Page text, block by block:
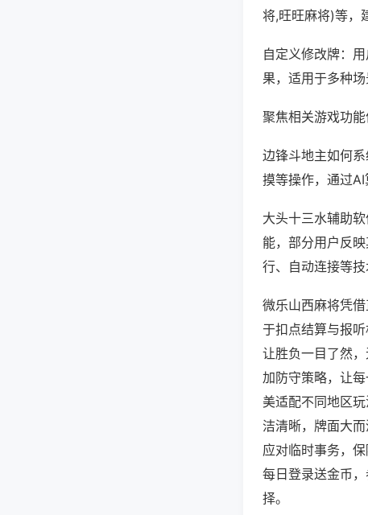
将,旺旺麻将)等，
自定义修改牌：
果，适用于多种
聚焦相关游戏功能
边锋斗地主如何
摸等操作，通过AI
大头十三水辅助
能，部分用户反
行、自动连接等技
微乐山西麻将凭
于扣点结算与报
让胜负一目了然
加防守策略，让
美适配不同地区
洁清晰，牌面大
应对临时事务，
每日登录送金币
择。